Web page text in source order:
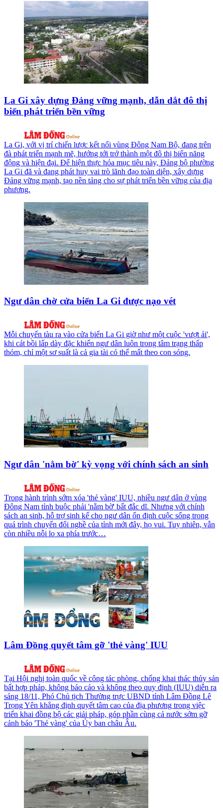
La Gi xây dựng Đảng vững mạnh, dẫn dắt đô thị
biển phát triển bền vững
La Gi, với vị trí chiến lược kết nối vùng Đông Nam Bộ, đang trên
đà phát triển mạnh mẽ, hướng tới trở thành một đô thị biển năng
động và hiện đại. Để hiện thực hóa mục tiêu này, Đảng bộ phường
La Gi đã và đang phát huy vai trò lãnh đạo toàn diện, xây dựng
Đảng vững mạnh, tạo nền tảng cho sự phát triển bền vững của địa
phương.
Ngư dân chờ cửa biển La Gi được nạo vét
Mỗi chuyến tàu ra vào cửa biển La Gi giờ như một cuộc 'vượt ải',
khi cát bồi lấp dày đặc khiến ngư dân luôn trong tâm trạng thấp
thỏm, chỉ một sơ suất là cả gia tài có thể mất theo con sóng.
Ngư dân 'nằm bờ' kỳ vọng với chính sách an sinh
Trong hành trình sớm xóa 'thẻ vàng' IUU, nhiều ngư dân ở vùng
Đông Nam tỉnh buộc phải 'nằm bờ' bất đắc dĩ. Nhưng với chính
sách an sinh, hỗ trợ sinh kế cho ngư dân ổn định cuộc sống trong
quá trình chuyển đổi nghề của tỉnh mới đây, họ vui. Tuy nhiên, vẫn
còn nhiều nỗi lo xa phía trước…
Lâm Đồng quyết tâm gỡ 'thẻ vàng' IUU
Tại Hội nghị toàn quốc về công tác phòng, chống khai thác thủy sản
bất hợp pháp, không báo cáo và không theo quy định (IUU) diễn ra
sáng 18/11, Phó Chủ tịch Thường trực UBND tỉnh Lâm Đồng Lê
Trọng Yên khẳng định quyết tâm cao của địa phương trong việc
triển khai đồng bộ các giải pháp, góp phần cùng cả nước sớm gỡ
cảnh báo 'Thẻ vàng' của Ủy ban châu Âu.